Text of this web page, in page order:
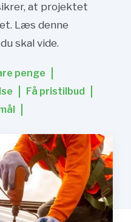
at projektet
Læs denne
skal vide.
penge
Få pristilbud